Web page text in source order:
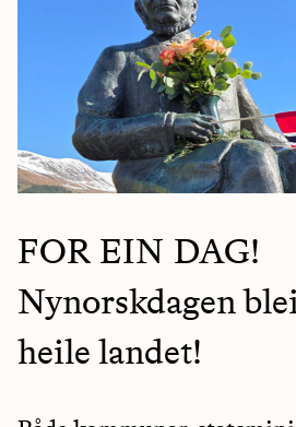
FOR EIN DAG!
Nynorskdagen
heile landet!